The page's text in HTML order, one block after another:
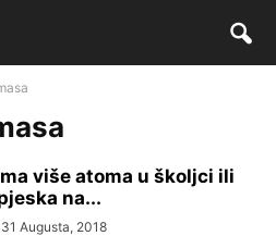
više atoma u školjci ili
na...
31 Augusta, 2018